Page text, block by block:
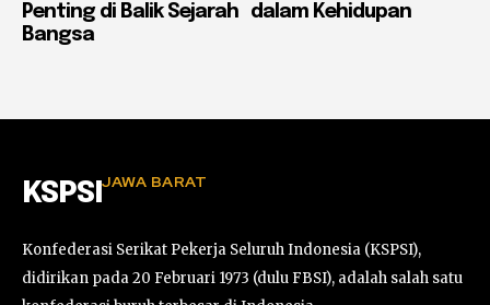
Penting di Balik Sejarah
Bangsa
dalam Kehidupan
KSPSI JAWA BARAT
Konfederasi Serikat Pekerja Seluruh Indonesia (KSPSI),
didirikan pada 20 Februari 1973 (dulu FBSI), adalah salah satu